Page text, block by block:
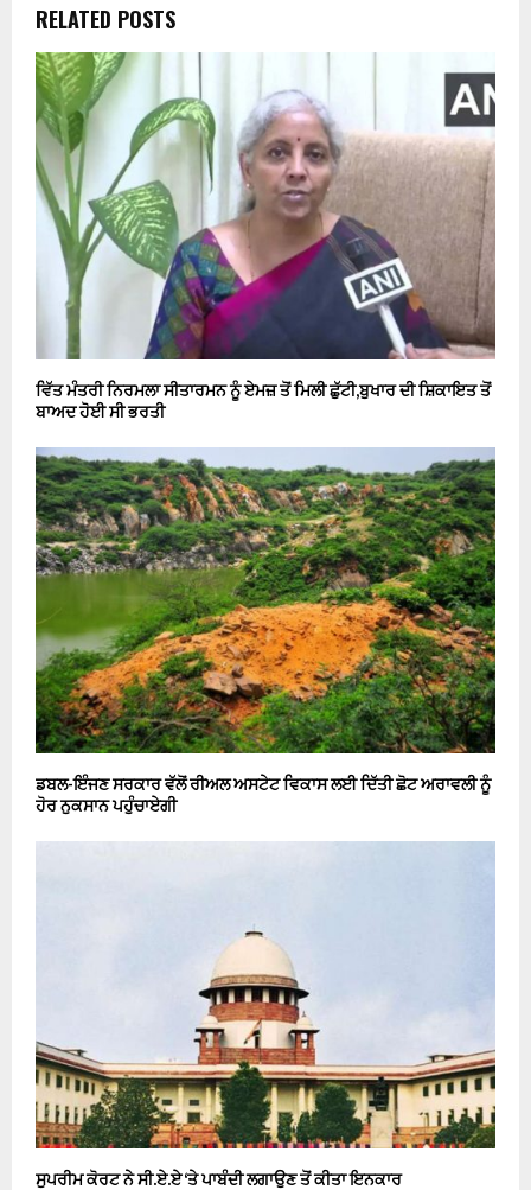
RELATED POSTS
ਵਿੱਤ ਮੰਤਰੀ ਨਿਰਮਲਾ ਸੀਤਾਰਮਨ ਨੂੰ ਏਮਜ਼ ਤੋਂ ਮਿਲੀ ਛੁੱਟੀ,ਬੁਖਾਰ ਦੀ ਸ਼ਿਕਾਇਤ ਤੋਂ
ਬਾਅਦ ਹੋਈ ਸੀ ਭਰਤੀ
ਡਬਲ-ਇੰਜਣ ਸਰਕਾਰ ਵੱਲੋਂ ਰੀਅਲ ਅਸਟੇਟ ਵਿਕਾਸ ਲਈ ਦਿੱਤੀ ਛੋਟ ਅਰਾਵਲੀ ਨੂੰ
ਹੋਰ ਨੁਕਸਾਨ ਪਹੁੰਚਾਏਗੀ
ਸੁਪਰੀਮ ਕੋਰਟ ਨੇ ਸੀ.ਏ.ਏ ‘ਤੇ ਪਾਬੰਦੀ ਲਗਾਉਣ ਤੋਂ ਕੀਤਾ ਇਨਕਾਰ